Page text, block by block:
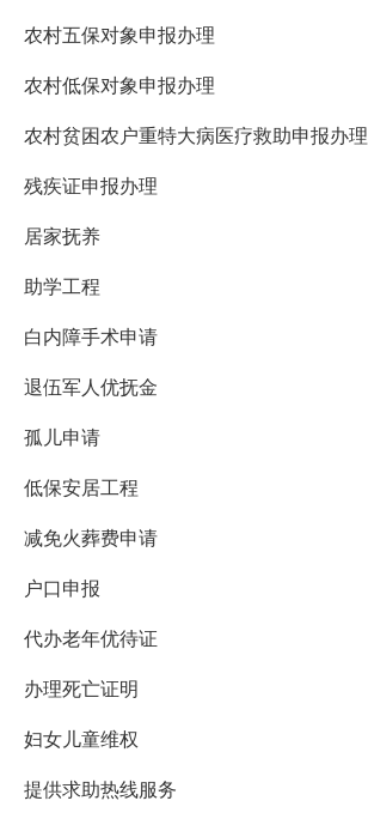
农村五保对象申报办理
农村低保对象申报办理
农村贫困农户重特大病医疗救助申报办理
残疾证申报办理
居家抚养
助学工程
白内障手术申请
退伍军人优抚金
孤儿申请
低保安居工程
减免火葬费申请
户口申报
代办老年优待证
办理死亡证明
妇女儿童维权
提供求助热线服务